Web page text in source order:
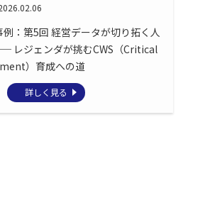
：第5回 経営データが切り拓く人
レジェンダが挑むCWS（Critical
）育成への道
詳しく見る